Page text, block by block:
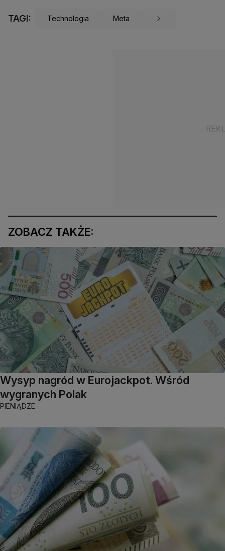
TAGI: Technologia Meta
ZOBACZ TAKŻE:
Wysyp nagród w Eurojackpot. Wśród
wygranych Polak
PIENIĄDZE